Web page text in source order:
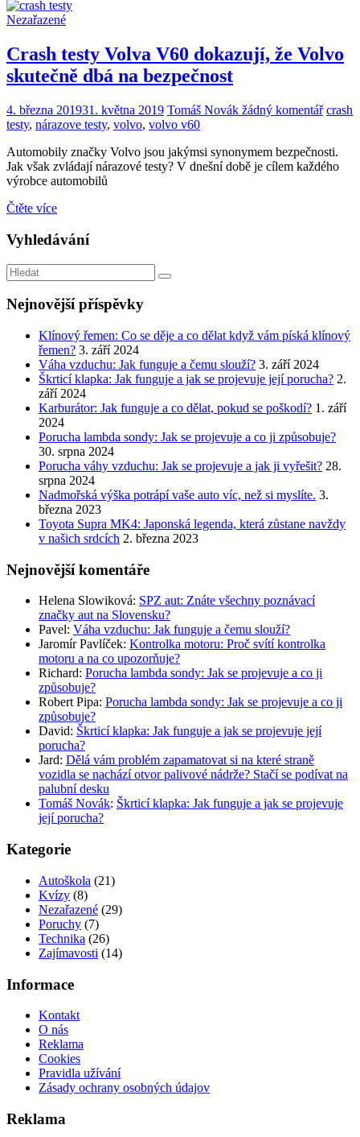
Nezařazené
Crash testy Volva V60 dokazují, že Volvo
skutečně dbá na bezpečnost
4. března 201931. května 2019 Tomáš Novák žádný komentář crash
testy, nárazove testy, volvo, volvo v60
Automobily značky Volvo jsou jakýmsi synonymem bezpečnosti.
Jak však zvládají nárazové testy? V dnešní době je cílem každého
výrobce automobilů
Čtěte více
Vyhledávání
Nejnovější příspěvky
Klínový řemen: Co se děje a co dělat když vám píská klínový
řemen? 3. září 2024
Váha vzduchu: Jak funguje a čemu slouží? 3. září 2024
Škrticí klapka: Jak funguje a jak se projevuje její porucha? 2.
září 2024
Karburátor: Jak funguje a co dělat, pokud se poškodí? 1. září
2024
Porucha lambda sondy: Jak se projevuje a co ji způsobuje?
30. srpna 2024
Porucha váhy vzduchu: Jak se projevuje a jak ji vyřešit? 28.
srpna 2024
Nadmořská výška potrápí vaše auto víc, než si myslíte. 3.
března 2023
Toyota Supra MK4: Japonská legenda, která zůstane navždy
v našich srdcích 2. března 2023
Nejnovější komentáře
Helena Slowiková: SPZ aut: Znáte všechny poznávací
značky aut na Slovensku?
Pavel: Váha vzduchu: Jak funguje a čemu slouží?
Jaromír Pavlíček: Kontrolka motoru: Proč svítí kontrolka
motoru a na co upozorňuje?
Richard: Porucha lambda sondy: Jak se projevuje a co ji
způsobuje?
Robert Pipa: Porucha lambda sondy: Jak se projevuje a co ji
způsobuje?
David: Škrticí klapka: Jak funguje a jak se projevuje její
porucha?
Jard: Dělá vám problém zapamatovat si na které straně
vozidla se nachází otvor palivové nádrže? Stačí se podívat na
palubní desku
Tomáš Novák: Škrticí klapka: Jak funguje a jak se projevuje
její porucha?
Kategorie
Autoškola (21)
Kvízy (8)
Nezařazené (29)
Poruchy (7)
Technika (26)
Zajímavosti (14)
Informace
Kontakt
O nás
Reklama
Cookies
Pravidla užívání
Zásady ochrany osobných údajov
Reklama